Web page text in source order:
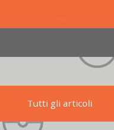
Tutti gli articoli